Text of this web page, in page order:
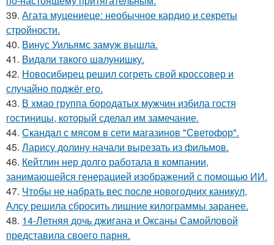
39. Агата муцениеце: необычное кардио и секреты
стройности.
40. Винус Уильямс замуж вышла.
41. Видaли тaкого шaлунишку.
42. Новосибирец решил согреть свой кроссовер и
случайно поджёг его.
43. В хмао группа бородатых мужчин избила гостя
гостиницы, который сделал им замечание.
44. Скандал с мясом в сети магазинов "Светофор".
45. Ларису долину начали вырезать из фильмов.
46. Кейтлин нер долго работала в компании,
занимающейся генерацией изображений с помощью ИИ.
47. Чтобы не набрать вес после новогодних каникул,
Алсу решила сбросить лишние килограммы заранее.
48. 14-Летняя дочь джигана и Оксаны Самойловой
представила своего парня.